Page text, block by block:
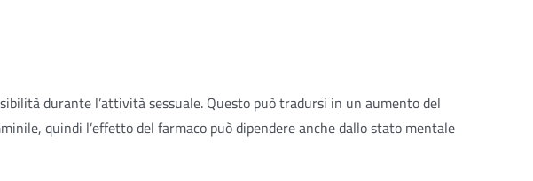
durante l’attività sessuale. Questo può tradursi in un aumento del
quindi l’effetto del farmaco può dipendere anche dallo stato mentale